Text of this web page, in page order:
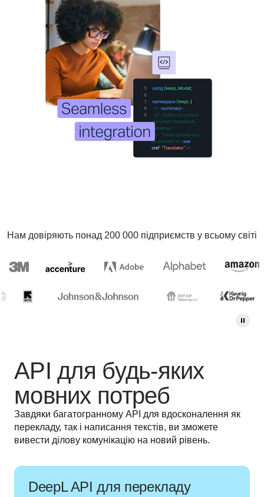
Нам довіряють понад 200 000 підприємств у всьому світі
API для будь-яких
мовних потреб
Завдяки багатогранному API для вдосконалення як
перекладу, так і написання текстів, ви зможете
вивести ділову комунікацію на новий рівень.
DeepL API для перекладу